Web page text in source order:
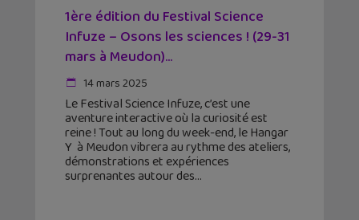
1ère édition du Festival Science
Infuze – Osons les sciences ! (29-31
mars à Meudon)...
14 mars 2025
Le Festival Science Infuze, c’est une
aventure interactive où la curiosité est
reine ! Tout au long du week-end, le Hangar
Y à Meudon vibrera au rythme des ateliers,
démonstrations et expériences
surprenantes autour des